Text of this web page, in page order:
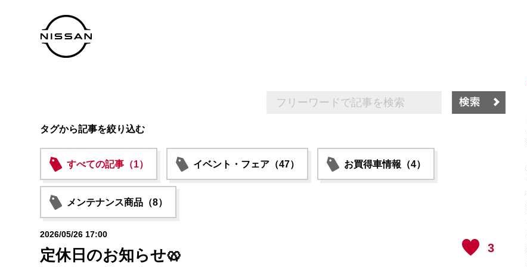
タグから記事を絞り込む
すべての記事（1） イベント・フェア（47） お買得車情報（4）
メンテナンス商品（8）
3
2026/05/26 17:00
定休日のお知らせ🥨